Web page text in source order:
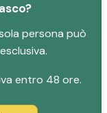
persona può
entro 48 ore.